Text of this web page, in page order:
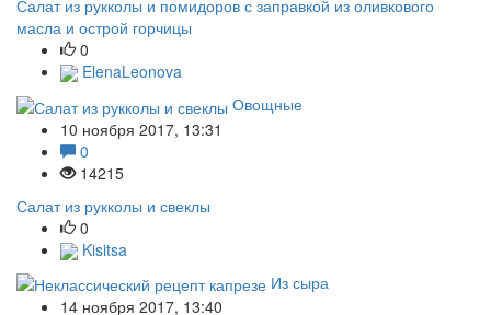
Салат из рукколы и помидоров с заправкой из оливкового
масла и острой горчицы
0
ElenaLeonova
Овощные
10 ноября 2017, 13:31
0
14215
Салат из рукколы и свеклы
0
Kisitsa
Из сыра
14 ноября 2017, 13:40